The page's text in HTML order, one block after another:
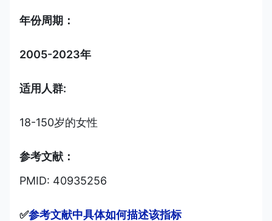
年份周期：
2005-2023年
适用人群:
18-150岁的女性
参考文献：
PMID: 40935256
✅参考文献中具体如何描述该指标